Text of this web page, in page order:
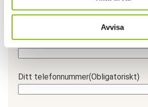
Avvisa
Efternamn
Din e-postadress(Obligatoriskt)
Ditt telefonnummer(Obligatoriskt)